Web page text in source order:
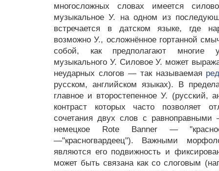
многосложных словах имеется
музыкальное У. на одном из
встречается в датском языке, где
возможно У., осложнённое гортанной
собой, как предполагают многие
музыкального У. Силовое У. может
неударных слогов — так называемая
русском, английском языках). В
главное и второстепенное У. (русский,
контраст которых часто позволяет
сочетания двух слов с
немецкое Rоte Bаnner —
—"красногвардеец"). Важными
являются его подвижность и
может быть связана как со слоговым